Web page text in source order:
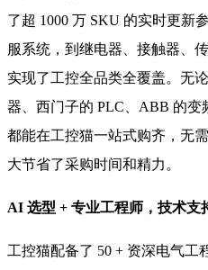
了超 1000 万 SKU 的实时更新
服系统，到继电器、接触器、
实现了工控全品类全覆盖。无
器、西门子的 PLC、ABB 的变
都能在工控猫一站式购齐，无
大节省了采购时间和精力。
AI 选型 + 专业工程师，技术支
工控猫配备了 50 + 资深电气工